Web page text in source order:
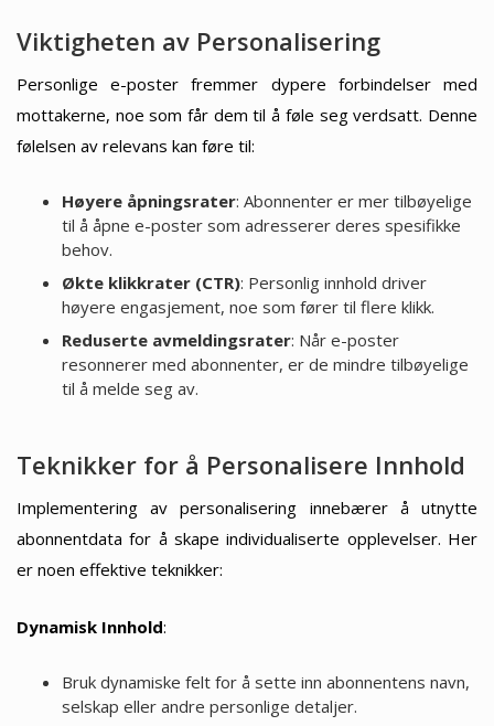
Viktigheten av Personalisering
Personlige e-poster fremmer dypere forbindelser med
mottakerne, noe som får dem til å føle seg verdsatt. Denne
følelsen av relevans kan føre til:
Høyere åpningsrater: Abonnenter er mer tilbøyelige
til å åpne e-poster som adresserer deres spesifikke
behov.
Økte klikkrater (CTR): Personlig innhold driver
høyere engasjement, noe som fører til flere klikk.
Reduserte avmeldingsrater: Når e-poster
resonnerer med abonnenter, er de mindre tilbøyelige
til å melde seg av.
Teknikker for å Personalisere Innhold
Implementering av personalisering innebærer å utnytte
abonnentdata for å skape individualiserte opplevelser. Her
er noen effektive teknikker:
Dynamisk Innhold:
Bruk dynamiske felt for å sette inn abonnentens navn,
selskap eller andre personlige detaljer.